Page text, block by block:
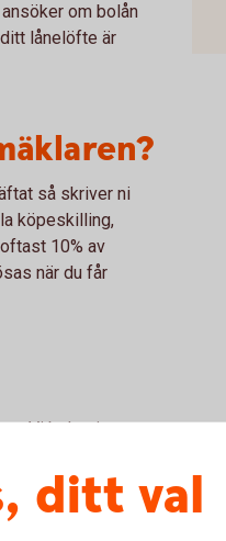
om bolån
lånelöfte är
så skriver ni
köpeskilling,
10% av
när du får
Vi bokar in ett
ska ha rörlig
till exempel
ditt val